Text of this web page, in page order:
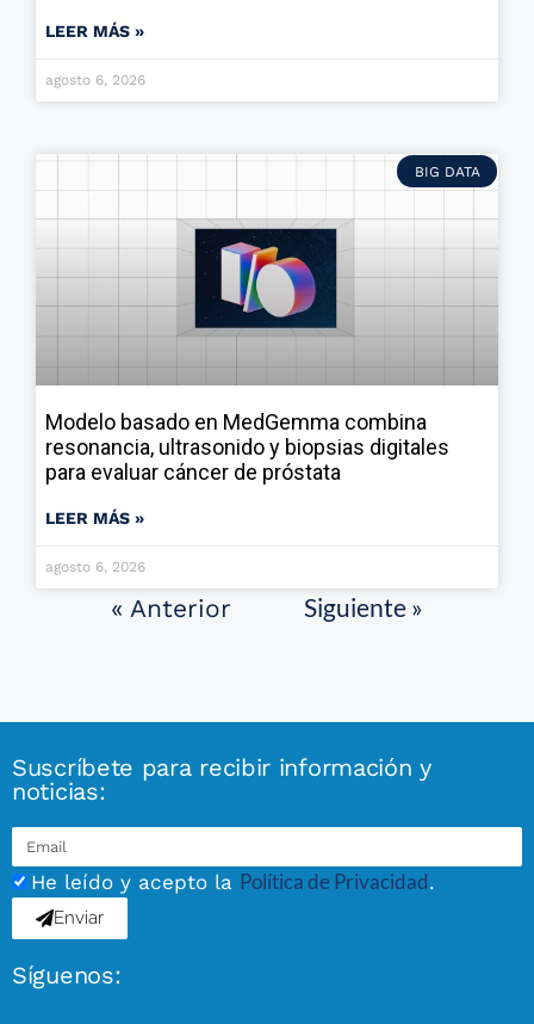
LEER MÁS »
agosto 6, 2026
BIG DATA
Modelo basado en MedGemma combina
resonancia, ultrasonido y biopsias digitales
para evaluar cáncer de próstata
LEER MÁS »
agosto 6, 2026
« Anterior Siguiente »
Suscríbete para recibir información y
noticias:
He leído y acepto la Política de Privacidad.
Enviar
Síguenos: